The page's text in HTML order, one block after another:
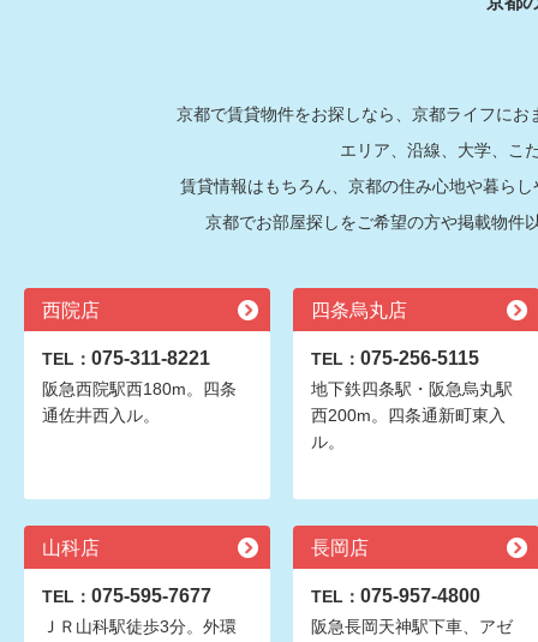
京都で賃貸物件をお探しなら、京都ライフに
エリア、沿線、大学、こ
賃貸情報はもちろん、京都の住み心地や暮ら
京都でお部屋探しをご希望の方や掲載物件
西院店
TEL： 075-311-8221
阪急西院駅西180m。四条
通佐井西入ル。
四条烏丸店
TEL： 075-256-5115
地下鉄四条駅・阪急烏丸駅
西200m。四条通新町東入
ル。
山科店
TEL： 075-595-7677
ＪＲ山科駅徒歩3分。外環
長岡店
TEL： 075-957-4800
阪急長岡天神駅下車、アゼ